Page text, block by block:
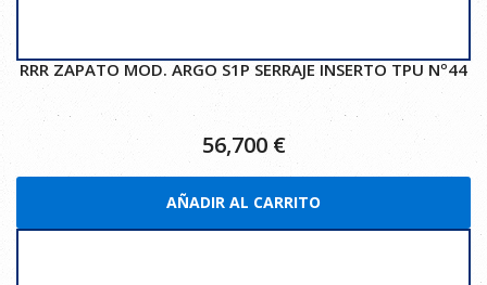
RRR ZAPATO MOD. ARGO S1P SERRAJE INSERTO TPU Nº44
56,700 €
AÑADIR AL CARRITO